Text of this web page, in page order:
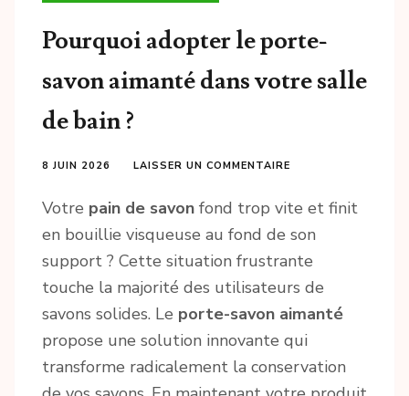
Pourquoi adopter le porte-
savon aimanté dans votre salle
de bain ?
8 JUIN 2026 LAISSER UN COMMENTAIRE
Votre pain de savon fond trop vite et finit
en bouillie visqueuse au fond de son
support ? Cette situation frustrante
touche la majorité des utilisateurs de
savons solides. Le porte-savon aimanté
propose une solution innovante qui
transforme radicalement la conservation